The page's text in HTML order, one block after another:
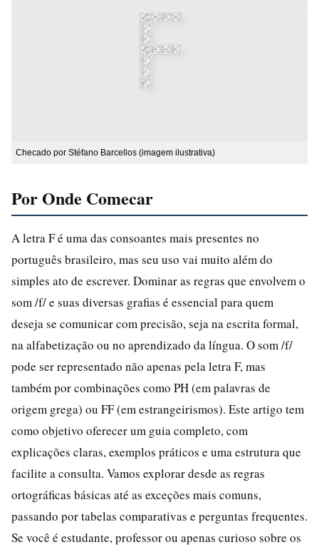
Checado por Stéfano Barcellos (imagem ilustrativa)
Por Onde Comecar
A letra F é uma das consoantes mais presentes no
português brasileiro, mas seu uso vai muito além do
simples ato de escrever. Dominar as regras que envolvem o
som /f/ e suas diversas grafias é essencial para quem
deseja se comunicar com precisão, seja na escrita formal,
na alfabetização ou no aprendizado da língua. O som /f/
pode ser representado não apenas pela letra F, mas
também por combinações como PH (em palavras de
origem grega) ou FF (em estrangeirismos). Este artigo tem
como objetivo oferecer um guia completo, com
explicações claras, exemplos práticos e uma estrutura que
facilite a consulta. Vamos explorar desde as regras
ortográficas básicas até as exceções mais comuns,
passando por tabelas comparativas e perguntas frequentes.
Se você é estudante, professor ou apenas curioso sobre os